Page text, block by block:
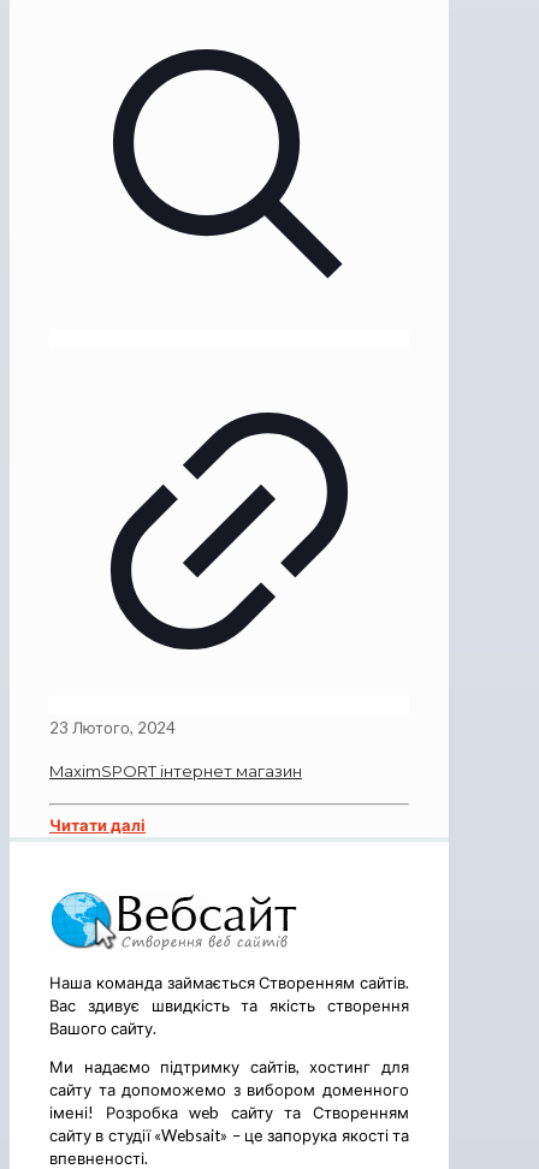
23 Лютого, 2024
MaximSPORT інтернет магазин
Читати далі
Наша команда займається Створенням сайтів.
Вас здивує швидкість та якість створення
Вашого сайту.
Ми надаємо підтримку сайтів, хостинг для
сайту та допоможемо з вибором доменного
імені! Розробка web сайту та Створенням
сайту в студії «Websait» – це запорука якості та
впевненості.